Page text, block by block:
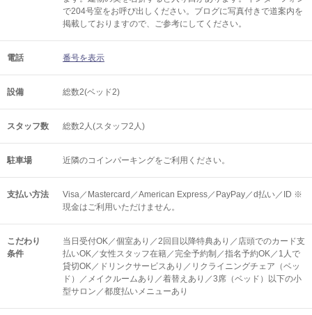
で204号室をお呼び出しください。ブログに写真付きで道案内を
掲載しておりますので、ご参考にしてください。
電話 番号を表示
設備 総数2(ベッド2)
スタッフ数 総数2人(スタッフ2人)
駐車場 近隣のコインパーキングをご利用ください。
支払い方法
Visa／Mastercard／American Express／PayPay／d払い／ID ※
現金はご利用いただけません。
こだわり
条件
当日受付OK／個室あり／2回目以降特典あり／店頭でのカード支
払いOK／女性スタッフ在籍／完全予約制／指名予約OK／1人で
貸切OK／ドリンクサービスあり／リクライニングチェア（ベッ
ド）／メイクルームあり／着替えあり／3席（ベッド）以下の小
型サロン／都度払いメニューあり